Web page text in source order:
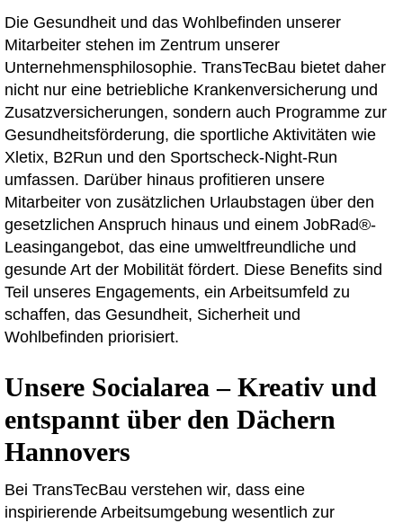
Die Gesundheit und das Wohlbefinden unserer
Mitarbeiter stehen im Zentrum unserer
Unternehmensphilosophie. TransTecBau bietet daher
nicht nur eine betriebliche Krankenversicherung und
Zusatzversicherungen, sondern auch Programme zur
Gesundheitsförderung, die sportliche Aktivitäten wie
Xletix, B2Run und den Sportscheck-Night-Run
umfassen. Darüber hinaus profitieren unsere
Mitarbeiter von zusätzlichen Urlaubstagen über den
gesetzlichen Anspruch hinaus und einem JobRad®-
Leasingangebot, das eine umweltfreundliche und
gesunde Art der Mobilität fördert. Diese Benefits sind
Teil unseres Engagements, ein Arbeitsumfeld zu
schaffen, das Gesundheit, Sicherheit und
Wohlbefinden priorisiert.
Unsere Socialarea – Kreativ und
entspannt über den Dächern
Hannovers
Bei TransTecBau verstehen wir, dass eine
inspirierende Arbeitsumgebung wesentlich zur